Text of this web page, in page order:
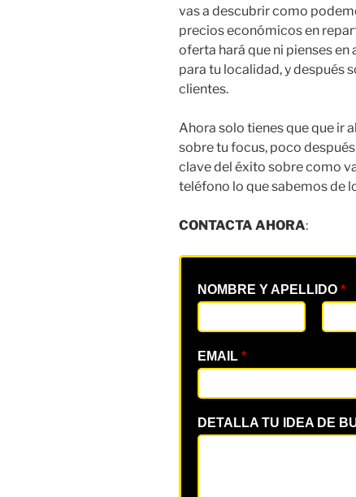
vas a descubrir como
precios económicos en
oferta hará que ni pienses
para tu localidad, y después
clientes.
Ahora solo tienes que que ir
sobre tu focus, poco después
clave del éxito sobre como
teléfono lo que sabemos de
CONTACTA AHORA:
NOMBRE Y APELLIDO *
EMAIL *
DETALLA TU IDEA DE